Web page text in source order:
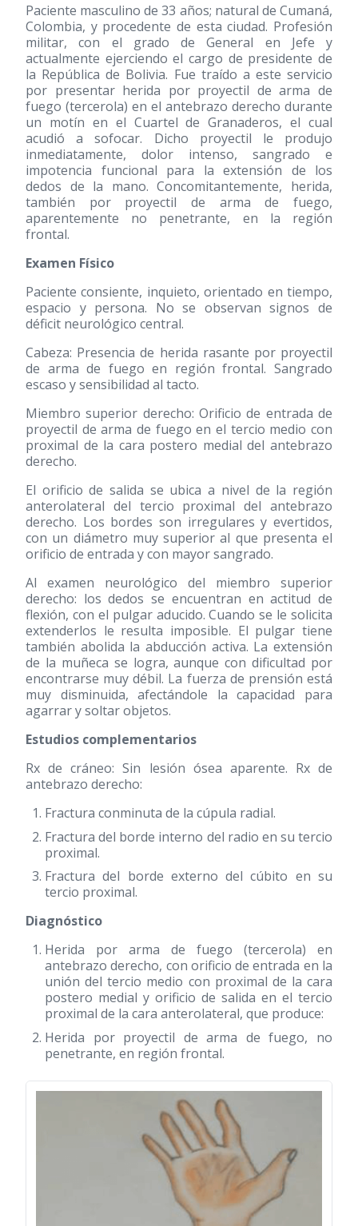
Paciente masculino de 33 años; natural de Cumaná,
Colombia, y procedente de esta ciudad. Profesión
militar, con el grado de General en Jefe y
actualmente ejerciendo el cargo de presidente de
la República de Bolivia. Fue traído a este servicio
por presentar herida por proyectil de arma de
fuego (tercerola) en el antebrazo derecho durante
un motín en el Cuartel de Granaderos, el cual
acudió a sofocar. Dicho proyectil le produjo
inmediatamente, dolor intenso, sangrado e
impotencia funcional para la extensión de los
dedos de la mano. Concomitantemente, herida,
también por proyectil de arma de fuego,
aparentemente no penetrante, en la región
frontal.
Examen Físico
Paciente consiente, inquieto, orientado en tiempo,
espacio y persona. No se observan signos de
déficit neurológico central.
Cabeza: Presencia de herida rasante por proyectil
de arma de fuego en región frontal. Sangrado
escaso y sensibilidad al tacto.
Miembro superior derecho: Orificio de entrada de
proyectil de arma de fuego en el tercio medio con
proximal de la cara postero medial del antebrazo
derecho.
El orificio de salida se ubica a nivel de la región
anterolateral del tercio proximal del antebrazo
derecho. Los bordes son irregulares y evertidos,
con un diámetro muy superior al que presenta el
orificio de entrada y con mayor sangrado.
Al examen neurológico del miembro superior
derecho: los dedos se encuentran en actitud de
flexión, con el pulgar aducido. Cuando se le solicita
extenderlos le resulta imposible. El pulgar tiene
también abolida la abducción activa. La extensión
de la muñeca se logra, aunque con dificultad por
encontrarse muy débil. La fuerza de prensión está
muy disminuida, afectándole la capacidad para
agarrar y soltar objetos.
Estudios complementarios
Rx de cráneo: Sin lesión ósea aparente. Rx de
antebrazo derecho:
Fractura conminuta de la cúpula radial.
Fractura del borde interno del radio en su tercio
proximal.
Fractura del borde externo del cúbito en su
tercio proximal.
Diagnóstico
Herida por arma de fuego (tercerola) en
antebrazo derecho, con orificio de entrada en la
unión del tercio medio con proximal de la cara
postero medial y orificio de salida en el tercio
proximal de la cara anterolateral, que produce:
Herida por proyectil de arma de fuego, no
penetrante, en región frontal.